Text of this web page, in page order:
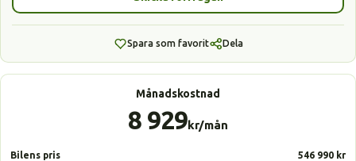
Spara som favorit Dela
Månadskostnad
8 929kr/mån
Bilens pris 546 990 kr